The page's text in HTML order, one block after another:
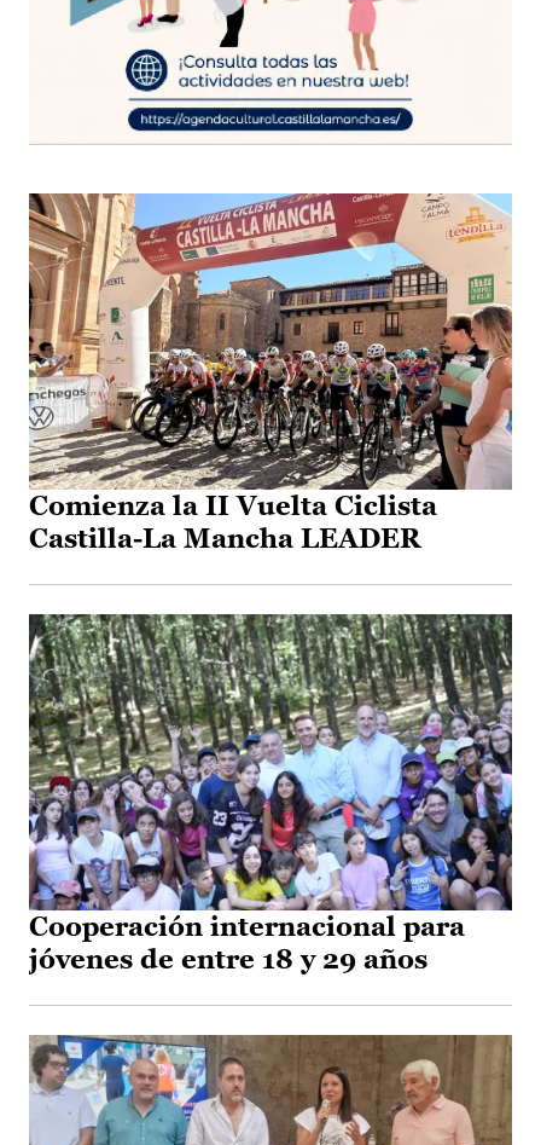
Comienza la II Vuelta Ciclista
Castilla-La Mancha LEADER
Cooperación internacional para
jóvenes de entre 18 y 29 años